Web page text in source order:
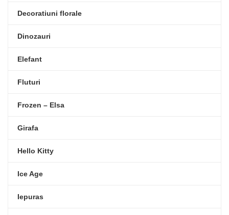
Decoratiuni florale
Dinozauri
Elefant
Fluturi
Frozen – Elsa
Girafa
Hello Kitty
Ice Age
Iepuras